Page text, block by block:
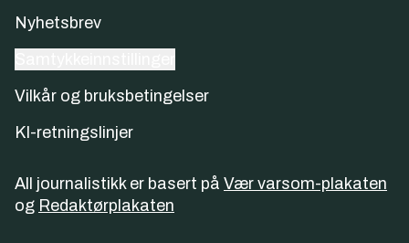
Nyhetsbrev
Vilkår og bruksbetingelser
KI-retningslinjer
All journalistikk er basert på Vær varsom-plakaten
og Redaktørplakaten